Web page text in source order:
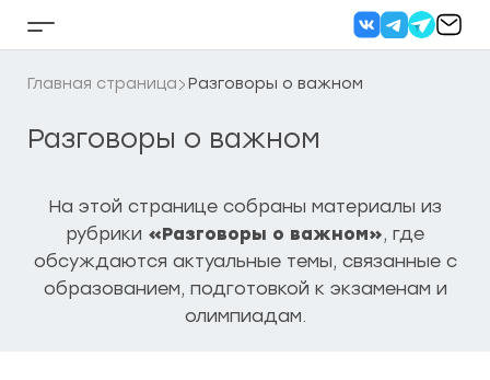
Кнопка
бокового
меню
Главная страница Разговоры о важном
Разговоры о важном
На этой странице собраны материалы из
рубрики «Разговоры о важном», где
обсуждаются актуальные темы, связанные с
образованием, подготовкой к экзаменам и
олимпиадам.